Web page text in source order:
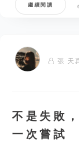
繼續閱讀
張 天
不是失敗
一次嘗試